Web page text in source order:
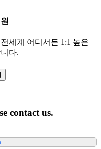
세계 어디서든 1:1 높은
다.
contact us.